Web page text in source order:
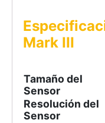
Mark III
Tamaño del
Sensor
Resolución del
Sensor